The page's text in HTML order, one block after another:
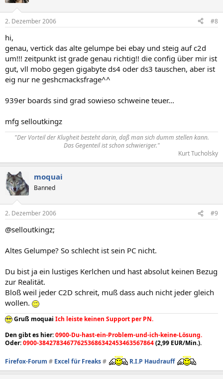
2. Dezember 2006 #8
hi,
genau, vertick das alte gelumpe bei ebay und steig auf c2d
um!!! zeitpunkt ist grade genau richtig!! die config über mir ist
gut, vll mobo gegen gigabyte ds4 oder ds3 tauschen, aber ist
eig nur ne geshcmacksfrage^^
939er boards sind grad sowieso schweine teuer...
mfg selloutkingz
"Der Vorteil der Klugheit besteht darin, daß man sich dumm stellen kann.
Das Gegenteil ist schon schwieriger."
Kurt Tucholsky​
moquai
Banned
2. Dezember 2006 #9
@selloutkingz;
Altes Gelumpe? So schlecht ist sein PC nicht.
Du bist ja ein lustiges Kerlchen und hast absolut keinen Bezug
zur Realität.
Bloß weil jeder C2D schreit, muß dass auch nicht jeder gleich
wollen.
Gruß moquai Ich leiste keinen Support per PN.
Den gibt es hier:0900-Du-hast-ein-Problem-und-ich-keine-Lösung.
Oder:0900-384278346776253686342453463567864(2,99 EUR/Min.).
Firefox-Forum # Excel für Freaks# R.I.P Haudrauff